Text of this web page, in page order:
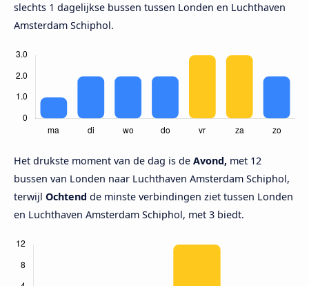
slechts 1 dagelijkse bussen tussen Londen en Luchthaven
Amsterdam Schiphol.
Het drukste moment van de dag is de Avond, met 12
bussen van Londen naar Luchthaven Amsterdam Schiphol,
terwijl Ochtend de minste verbindingen ziet tussen Londen
en Luchthaven Amsterdam Schiphol, met 3 biedt.